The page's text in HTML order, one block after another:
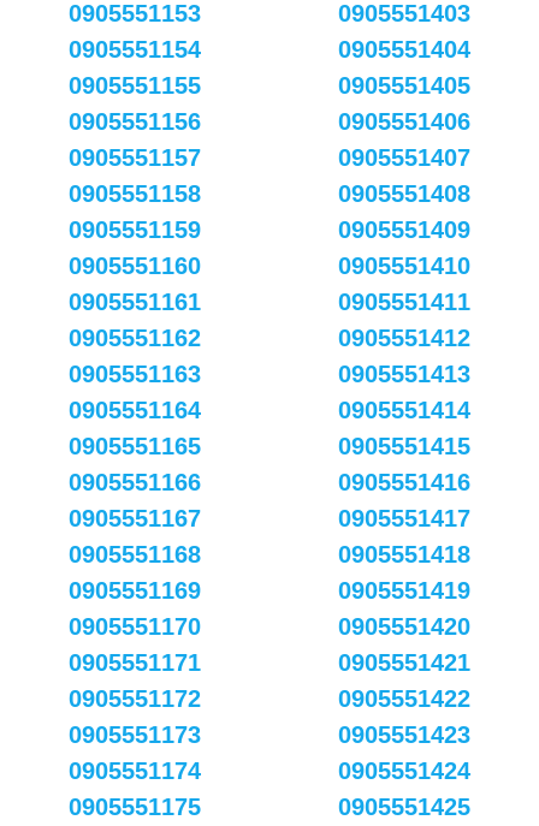
0905551153
0905551154
0905551155
0905551156
0905551157
0905551158
0905551159
0905551160
0905551161
0905551162
0905551163
0905551164
0905551165
0905551166
0905551167
0905551168
0905551169
0905551170
0905551171
0905551172
0905551173
0905551174
0905551175
0905551403
0905551404
0905551405
0905551406
0905551407
0905551408
0905551409
0905551410
0905551411
0905551412
0905551413
0905551414
0905551415
0905551416
0905551417
0905551418
0905551419
0905551420
0905551421
0905551422
0905551423
0905551424
0905551425